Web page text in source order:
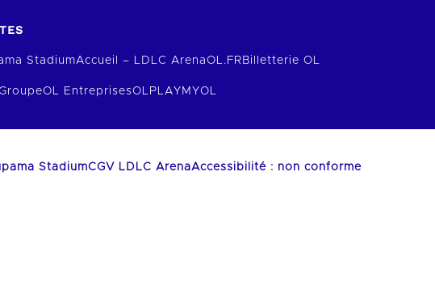
StadiumAccueil – LDLC ArenaOL.FR Billetterie OL
OL EntreprisesOLPLAY MYOL
StadiumCGV LDLC ArenaAccessibilité : non conforme